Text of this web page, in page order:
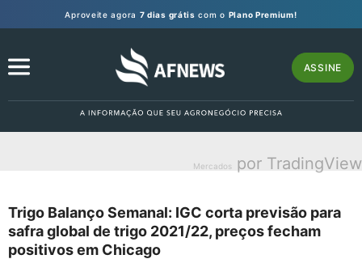
Aproveite agora 7 dias grátis com o Plano Premium!
ASSINE
Mercados por TradingView
Trigo Balanço Semanal: IGC corta previsão para
safra global de trigo 2021/22, preços fecham
positivos em Chicago